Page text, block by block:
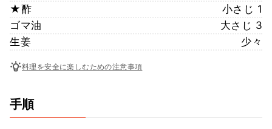
★酢
小さじ 1
ゴマ油
大さじ 3
生姜
少々
料理を安全に楽しむための注意事項
手順